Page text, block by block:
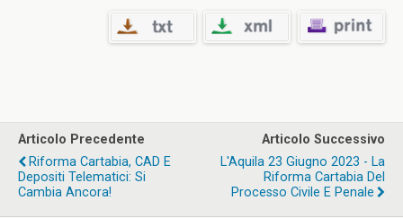
Articolo Precedente
Riforma Cartabia, CAD E
Depositi Telematici: Si
Cambia Ancora!
Articolo Successivo
L'Aquila 23 Giugno 2023 - La
Riforma Cartabia Del
Processo Civile E Penale